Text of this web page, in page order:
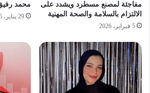
مفاجئة لمصنع مسطرد ويشدد على
الالتزام بالسلامة والصحة المهنية
5 فبراير، 2026
محمد
29 يناير، 2026